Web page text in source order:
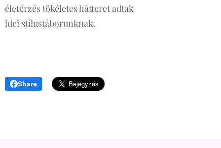
életérzés tökéletes hátteret adtak
idei stílustáborunknak.
Share